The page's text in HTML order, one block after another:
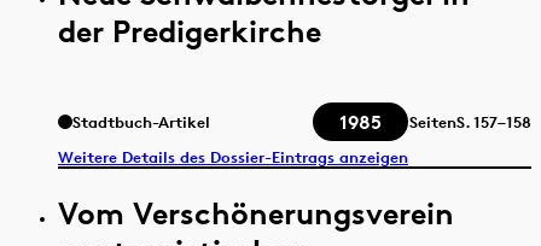
der Predigerkirche
Stadtbuch-Artikel 1985 SeitenS.157–158
Weitere Details des Dossier-Eintrags anzeigen
Vom Verschönerungsverein